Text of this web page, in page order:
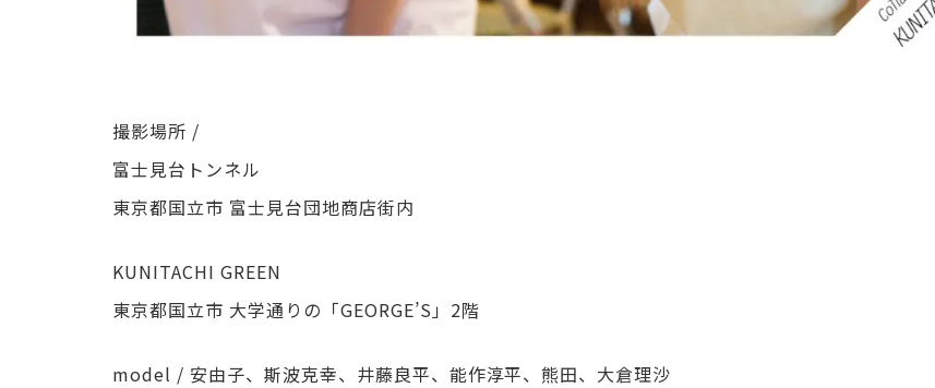
撮影場所 /
富士見台トンネル
東京都国立市 富士見台団地商店街内
KUNITACHI GREEN
東京都国立市 大学通りの「GEORGE’S」2階
model / 安由子、斯波克幸、井藤良平、能作淳平、熊田、大倉理沙